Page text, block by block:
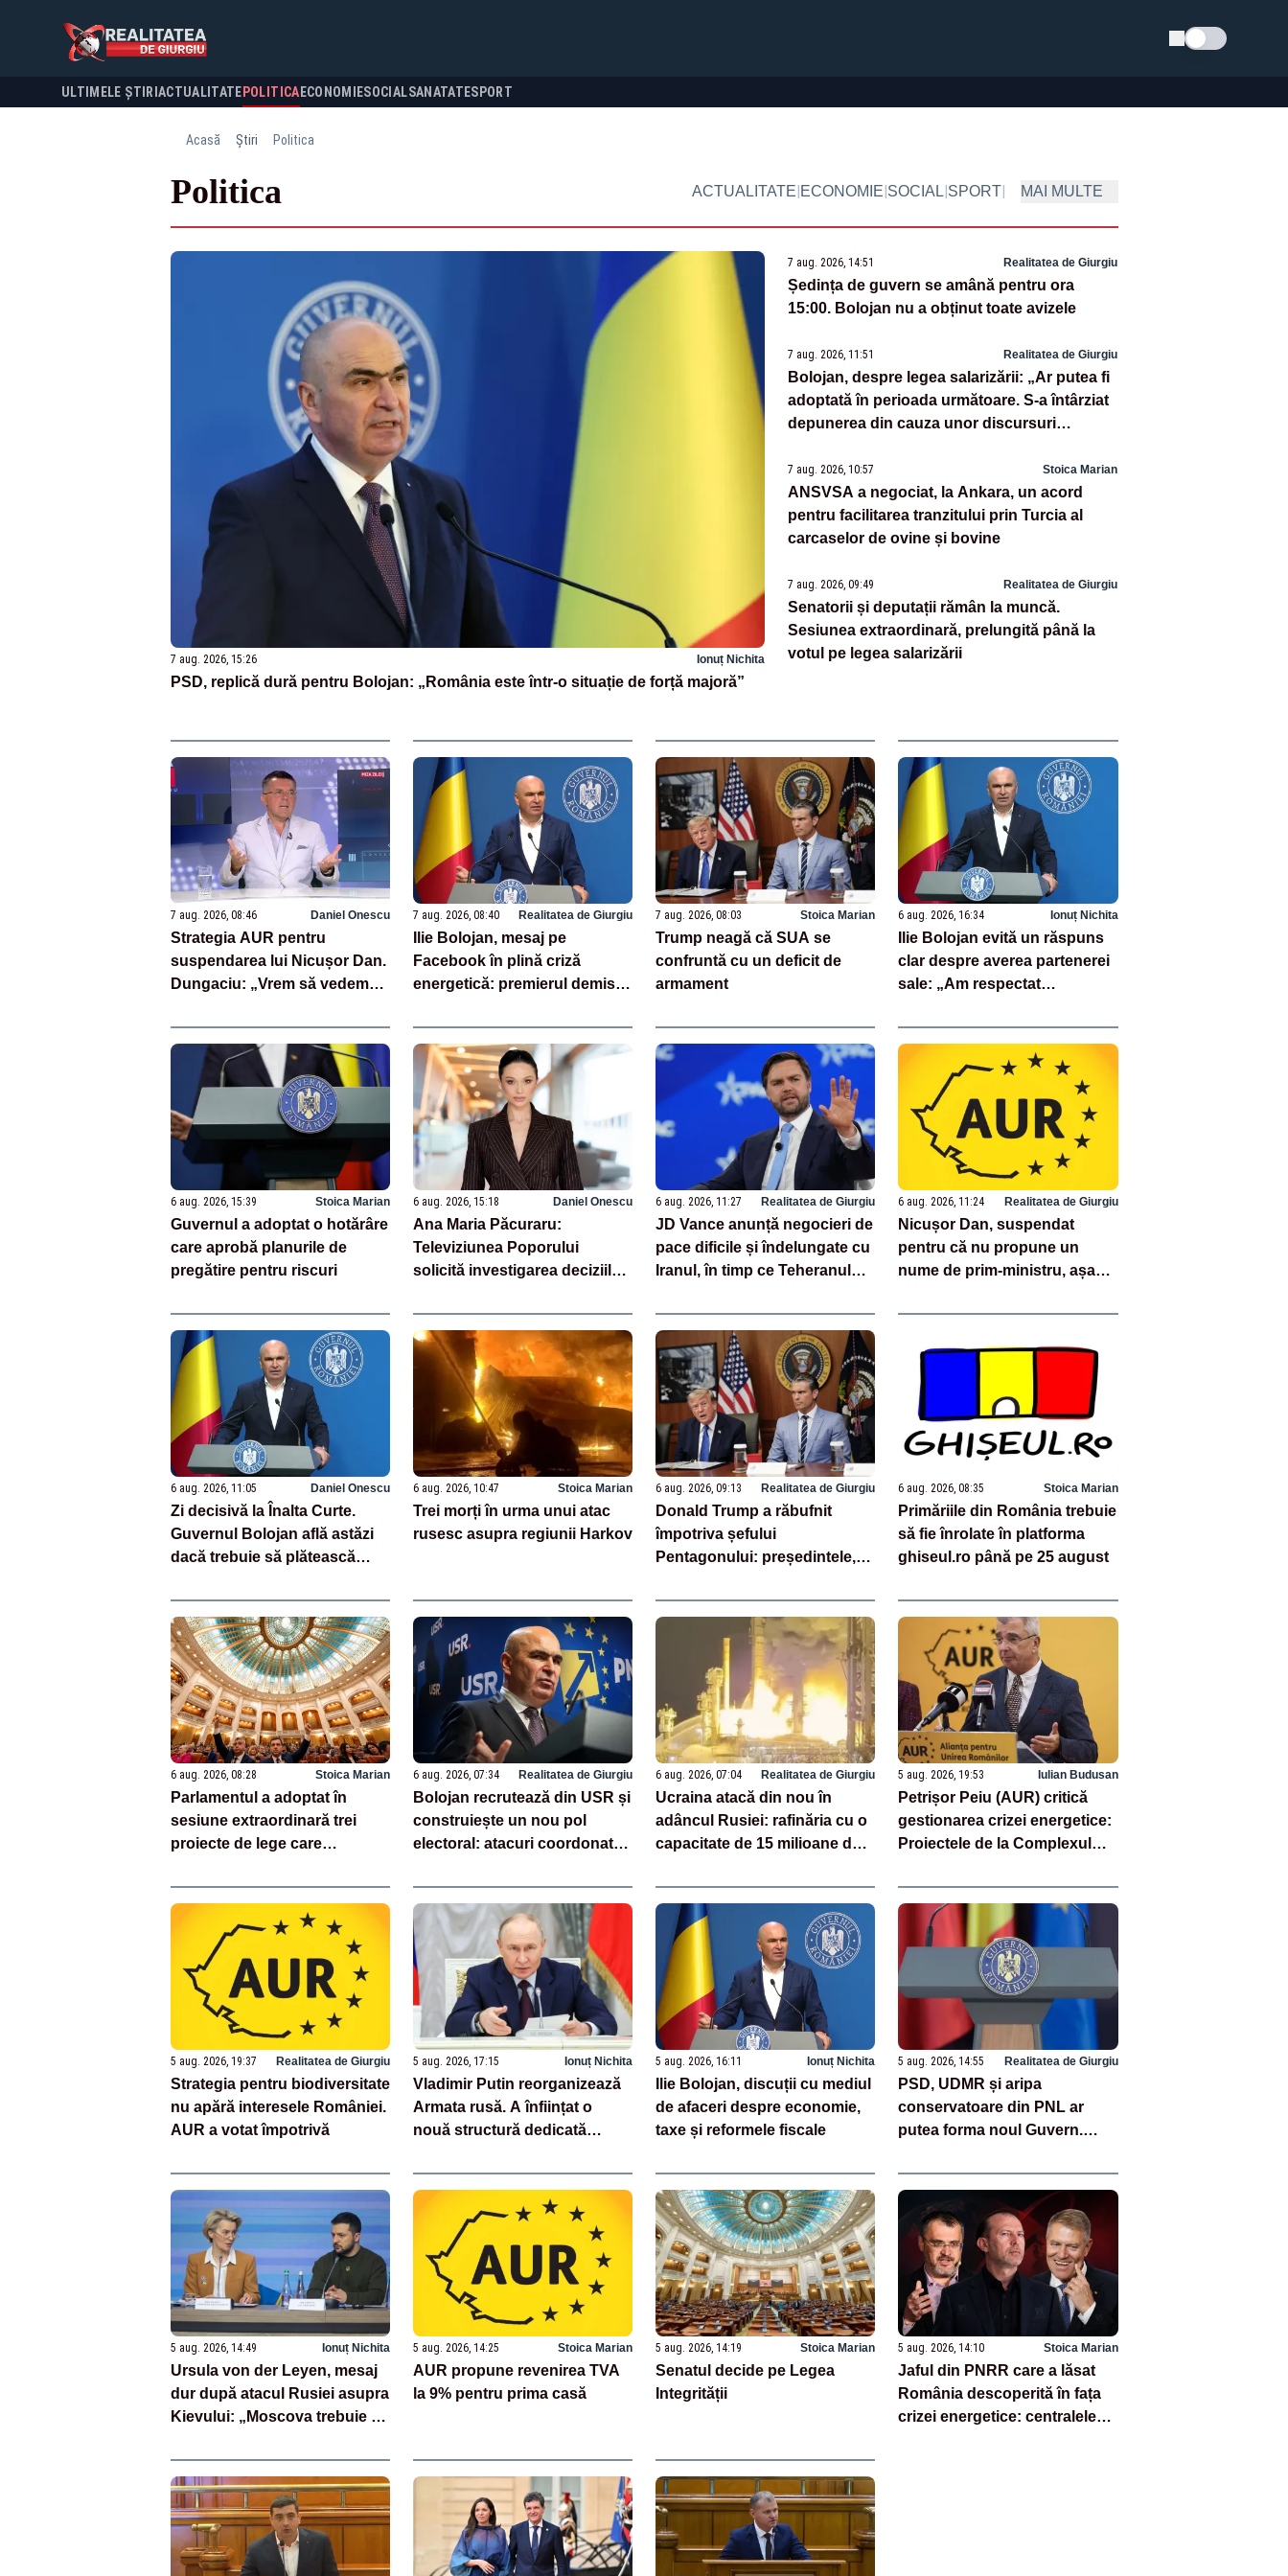
Schimba tema
ULTIMELE ȘTIRI ACTUALITATE POLITICA ECONOMIESOCIALSANATATESPORT
Acasă Știri Politica
Politica ACTUALITATE|ECONOMIE|SOCIAL|SPORT| MAI MULTE
7 aug. 2026, 15:26 Ionuț Nichita
PSD, replică dură pentru Bolojan: „România este într-o situație de forță majoră”
7 aug. 2026, 14:51 Realitatea de Giurgiu
Ședința de guvern se amână pentru ora
15:00. Bolojan nu a obținut toate avizele
7 aug. 2026, 11:51 Realitatea de Giurgiu
Bolojan, despre legea salarizării: „Ar putea fi
adoptată în perioada următoare. S-a întârziat
depunerea din cauza unor discursuri
7 aug. 2026, 10:57 Stoica Marian
ANSVSA a negociat, la Ankara, un acord
pentru facilitarea tranzitului prin Turcia al
carcaselor de ovine și bovine
7 aug. 2026, 09:49 Realitatea de Giurgiu
Senatorii și deputații rămân la muncă.
Sesiunea extraordinară, prelungită până la
votul pe legea salarizării
7 aug. 2026, 08:46 Daniel Onescu
Strategia AUR pentru
suspendarea lui Nicușor Dan.
Dungaciu: „Vrem să vedem
7 aug. 2026, 08:40 Realitatea de Giurgiu
Ilie Bolojan, mesaj pe
Facebook în plină criză
energetică: premierul demis
măsurile luate
7 aug. 2026, 08:03 Stoica Marian
Trump neagă că SUA se
confruntă cu un deficit de
armament
6 aug. 2026, 16:34 Ionuț Nichita
Ilie Bolojan evită un răspuns
clar despre averea partenerei
sale: „Am respectat
6 aug. 2026, 15:39 Stoica Marian
Guvernul a adoptat o hotărâre
care aprobă planurile de
pregătire pentru riscuri
6 aug. 2026, 15:18 Daniel Onescu
Ana Maria Păcuraru:
Televiziunea Poporului
solicită investigarea deciziilor
criză enegetică
6 aug. 2026, 11:27 Realitatea de Giurgiu
JD Vance anunță negocieri de
pace dificile și îndelungate cu
Iranul, în timp ce Teheranul
SUA
6 aug. 2026, 11:24 Realitatea de Giurgiu
Nicușor Dan, suspendat
pentru că nu propune un
nume de prim-ministru, așa
6 aug. 2026, 11:05 Daniel Onescu
Zi decisivă la Înalta Curte.
Guvernul Bolojan află astăzi
dacă trebuie să plătească
grefierilor
6 aug. 2026, 10:47 Stoica Marian
Trei morți în urma unui atac
rusesc asupra regiunii Harkov
6 aug. 2026, 09:13 Realitatea de Giurgiu
Donald Trump a răbufnit
împotriva șefului
Pentagonului: președintele,
penuria de rachete – SURSE
6 aug. 2026, 08:35 Stoica Marian
Primăriile din România trebuie
să fie înrolate în platforma
ghiseul.ro până pe 25 august
6 aug. 2026, 08:28 Stoica Marian
Parlamentul a adoptat în
sesiune extraordinară trei
proiecte de lege care
6 aug. 2026, 07:34 Realitatea de Giurgiu
Bolojan recrutează din USR și
construiește un nou pol
electoral: atacuri coordonate
6 aug. 2026, 07:04 Realitatea de Giurgiu
Ucraina atacă din nou în
adâncul Rusiei: rafinăria cu o
capacitate de 15 milioane de
două nopți la rând
5 aug. 2026, 19:53 Iulian Budusan
Petrișor Peiu (AUR) critică
gestionarea crizei energetice:
Proiectele de la Complexul
în birocrație și restricții
legislative
5 aug. 2026, 19:37 Realitatea de Giurgiu
Strategia pentru biodiversitate
nu apără interesele României.
AUR a votat împotrivă
5 aug. 2026, 17:15 Ionuț Nichita
Vladimir Putin reorganizează
Armata rusă. A înființat o
nouă structură dedicată
5 aug. 2026, 16:11 Ionuț Nichita
Ilie Bolojan, discuții cu mediul
de afaceri despre economie,
taxe și reformele fiscale
5 aug. 2026, 14:55 Realitatea de Giurgiu
PSD, UDMR și aripa
conservatoare din PNL ar
putea forma noul Guvern.
Cotroceni săptămâna viitoare
- SURSE
5 aug. 2026, 14:49 Ionuț Nichita
Ursula von der Leyen, mesaj
dur după atacul Rusiei asupra
Kievului: „Moscova trebuie să
5 aug. 2026, 14:25 Stoica Marian
AUR propune revenirea TVA
la 9% pentru prima casă
5 aug. 2026, 14:19 Stoica Marian
Senatul decide pe Legea
Integrității
5 aug. 2026, 14:10 Stoica Marian
Jaful din PNRR care a lăsat
România descoperită în fața
crizei energetice: centralele